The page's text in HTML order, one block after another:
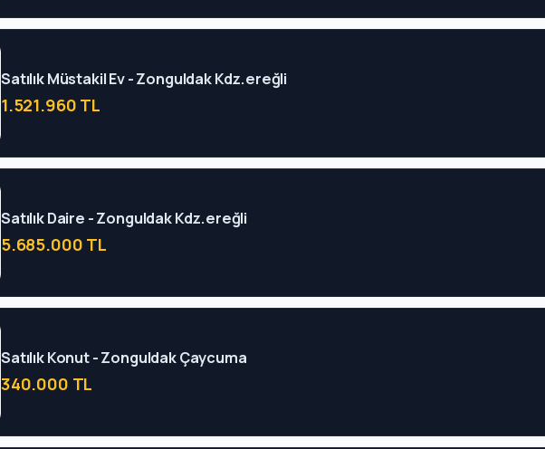
Satılık Müstakil Ev - Zonguldak Kdz.ereğli
1.521.960 TL
Satılık Daire - Zonguldak Kdz.ereğli
5.685.000 TL
Satılık Konut - Zonguldak Çaycuma
340.000 TL